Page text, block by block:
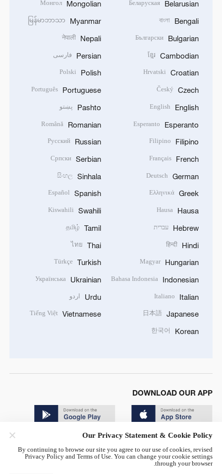
Belarusian
Беларуская
Bengali
বাংলা
Bulgarian
Български
Cambodian
ខ្មែរ
Croatian
Hrvatski
Czech
Český
English
English
Esperanto
Esperanto
Filipino
Filipino
French
Français
German
Deutsch
Greek
Ελληνικά
Hausa
Hausa
Hebrew עברית
Hindi
हिन्दी
Hungarian
Magyar
Indonesian
Bahasa Indonesia
Italian
Italiano
Japanese
日本語
Korean
한국어
Mongolian
Монгол
Myanmar
မြန်မာဘာသာ
Nepali
नेपाली
Persian فارسی
Polish
Polski
Portuguese
Português
Pashto پښتو
Romanian
Română
Russian
Русский
Serbian
Српски
Sinhala
සිංහල
Spanish
Español
Swahili
Kiswahili
Tamil
தமிழ்
Thai
ไทย
Turkish
Türkçe
Ukrainian
Українська
Urdu اردو
Vietnamese
Tiếng Việt
DOWNLOAD OUR APP
© China Radio International.CRI. All Rights Reserved. 16A
Our Privacy Statement & Cookie Policy
By continuing to browse our site you agree to our use of cookies, revised
Privacy Policy and Terms of Use. You can change your cookie settings
through your browser.